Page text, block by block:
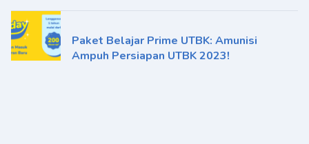
Paket Belajar Prime UTBK: Amunisi
Ampuh Persiapan UTBK 2023!